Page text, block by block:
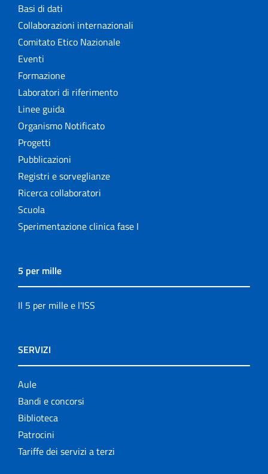
Basi di dati
Collaborazioni internazionali
Comitato Etico Nazionale
Eventi
Formazione
Laboratori di riferimento
Linee guida
Organismo Notificato
Progetti
Pubblicazioni
Registri e sorveglianze
Ricerca collaboratori
Scuola
Sperimentazione clinica fase I
5 per mille
Il 5 per mille e l'ISS
SERVIZI
Aule
Bandi e concorsi
Biblioteca
Patrocini
Tariffe dei servizi a terzi